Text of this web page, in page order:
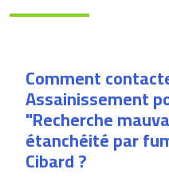
Comment
Assainissement
"Recherche
étanchéité par
Cibard ?